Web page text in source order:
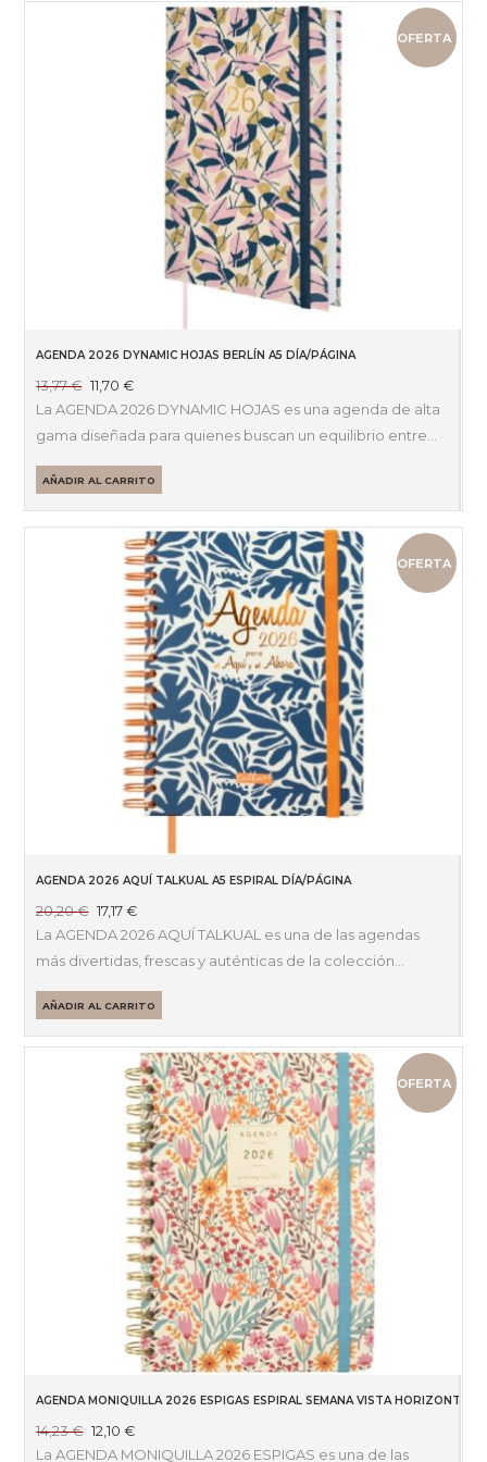
OFERTA
AGENDA 2026 DYNAMIC HOJAS BERLÍN A5 DÍA/PÁGINA
13,77€ El
precio
era:
13,77 €.
11,70€El
precio
es:
11,70 €.
La AGENDA 2026 DYNAMIC HOJAS es una agenda de alta
gama diseñada para quienes buscan un equilibrio entre…
AÑADIR AL CARRITO
OFERTA
AGENDA 2026 AQUÍ TALKUAL A5 ESPIRAL DÍA/PÁGINA
20,20€ El
precio
era:
20,20 €.
17,17€El
precio
es:
17,17 €.
La AGENDA 2026 AQUÍ TALKUAL es una de las agendas
más divertidas, frescas y auténticas de la colección…
AÑADIR AL CARRITO
OFERTA
AGENDA MONIQUILLA 2026 ESPIGAS ESPIRAL SEMANA VISTA HORIZONTAL
14,23€ El
precio
12,10€El
precio
La AGENDA MONIQUILLA 2026 ESPIGAS es una de las